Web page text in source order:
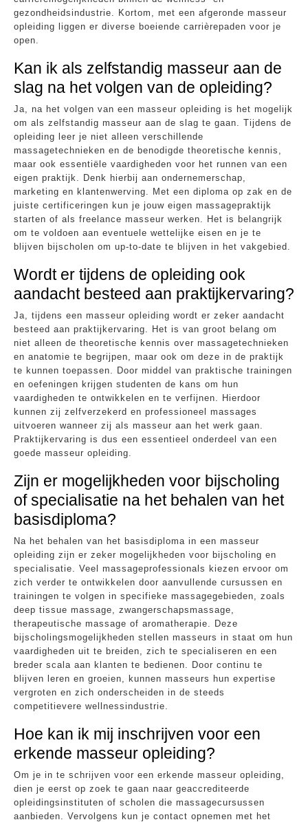
gezondheidsindustrie. Kortom, met een afgeronde masseur
opleiding liggen er diverse boeiende carrièrepaden voor je
open.
Kan ik als zelfstandig masseur aan de
slag na het volgen van de opleiding?
Ja, na het volgen van een masseur opleiding is het mogelijk
om als zelfstandig masseur aan de slag te gaan. Tijdens de
opleiding leer je niet alleen verschillende
massagetechnieken en de benodigde theoretische kennis,
maar ook essentiële vaardigheden voor het runnen van een
eigen praktijk. Denk hierbij aan ondernemerschap,
marketing en klantenwerving. Met een diploma op zak en de
juiste certificeringen kun je jouw eigen massagepraktijk
starten of als freelance masseur werken. Het is belangrijk
om te voldoen aan eventuele wettelijke eisen en je te
blijven bijscholen om up-to-date te blijven in het vakgebied.
Wordt er tijdens de opleiding ook
aandacht besteed aan praktijkervaring?
Ja, tijdens een masseur opleiding wordt er zeker aandacht
besteed aan praktijkervaring. Het is van groot belang om
niet alleen de theoretische kennis over massagetechnieken
en anatomie te begrijpen, maar ook om deze in de praktijk
te kunnen toepassen. Door middel van praktische trainingen
en oefeningen krijgen studenten de kans om hun
vaardigheden te ontwikkelen en te verfijnen. Hierdoor
kunnen zij zelfverzekerd en professioneel massages
uitvoeren wanneer zij als masseur aan het werk gaan.
Praktijkervaring is dus een essentieel onderdeel van een
goede masseur opleiding.
Zijn er mogelijkheden voor bijscholing
of specialisatie na het behalen van het
basisdiploma?
Na het behalen van het basisdiploma in een masseur
opleiding zijn er zeker mogelijkheden voor bijscholing en
specialisatie. Veel massageprofessionals kiezen ervoor om
zich verder te ontwikkelen door aanvullende cursussen en
trainingen te volgen in specifieke massagegebieden, zoals
deep tissue massage, zwangerschapsmassage,
therapeutische massage of aromatherapie. Deze
bijscholingsmogelijkheden stellen masseurs in staat om hun
vaardigheden uit te breiden, zich te specialiseren en een
breder scala aan klanten te bedienen. Door continu te
blijven leren en groeien, kunnen masseurs hun expertise
vergroten en zich onderscheiden in de steeds
competitievere wellnessindustrie.
Hoe kan ik mij inschrijven voor een
erkende masseur opleiding?
Om je in te schrijven voor een erkende masseur opleiding,
dien je eerst op zoek te gaan naar geaccrediteerde
opleidingsinstituten of scholen die massagecursussen
aanbieden. Vervolgens kun je contact opnemen met het